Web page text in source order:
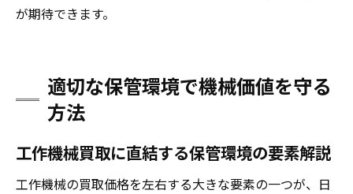
が期待できます。
適切な保管環境で機械価値を守る
方法
工作機械買取に直結する保管環境の要素解説
工作機械の買取価格を左右する大きな要素の一つが、日